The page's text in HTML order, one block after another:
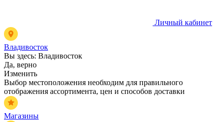
Личный кабинет
Владивосток
Вы здесь: Владивосток
Да, верно
Изменить
Выбор местоположения необходим для правильного
отображения ассортимента, цен и способов доставки
Магазины